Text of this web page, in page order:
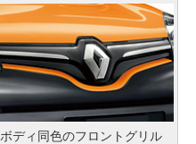
ボディ同色のフロントグリル